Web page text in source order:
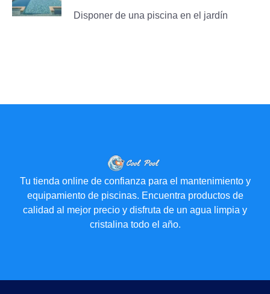
Disponer de una piscina en el jardín
Tu tienda online de confianza para el mantenimiento y
equipamiento de piscinas. Encuentra productos de
calidad al mejor precio y disfruta de un agua limpia y
cristalina todo el año.